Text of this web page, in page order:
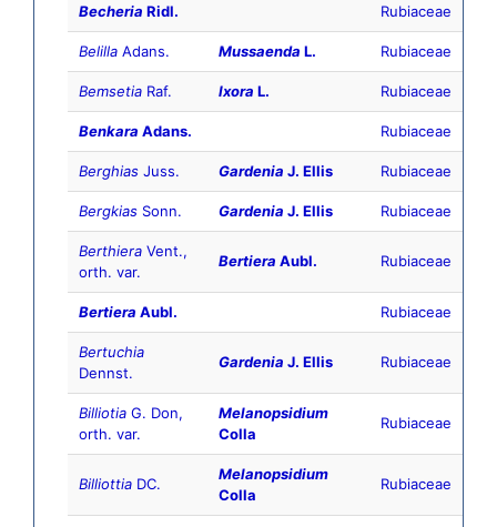
Becheria Ridl. Rubiaceae
Belilla Adans. Mussaenda L. Rubiaceae
Bemsetia Raf. Ixora L. Rubiaceae
Benkara Adans. Rubiaceae
Berghias Juss. Gardenia J. Ellis Rubiaceae
Bergkias Sonn. Gardenia J. Ellis Rubiaceae
Berthiera Vent.,
orth. var.
Bertiera Aubl. Rubiaceae
Bertiera Aubl. Rubiaceae
Bertuchia
Dennst.
Gardenia J. Ellis Rubiaceae
Billiotia G. Don,
orth. var.
Melanopsidium
Colla
Rubiaceae
Billiottia DC.
Melanopsidium
Colla
Rubiaceae